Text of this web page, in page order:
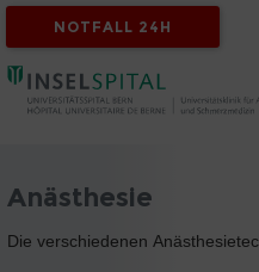
NOTFALL 24H
Anästhesie
Die verschiedenen